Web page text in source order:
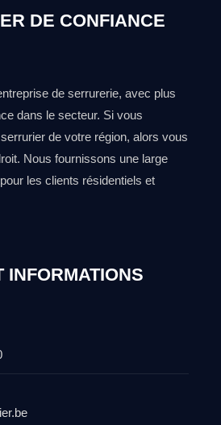
DE CONFIANCE
de serrurerie, avec plus
dans le secteur. Si vous
de votre région, alors vous
Nous fournissons une large
les clients résidentiels et
INFORMATIONS